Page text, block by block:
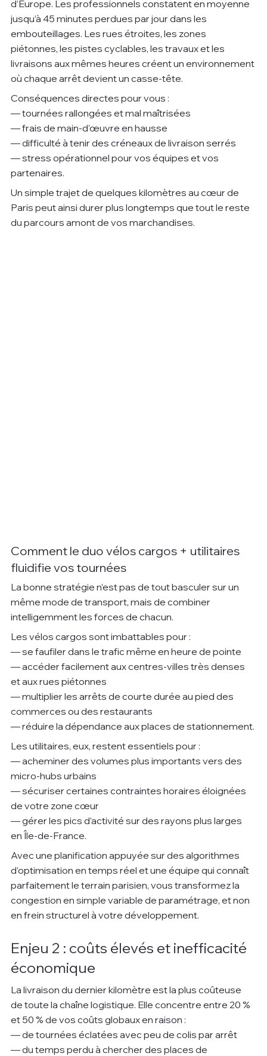
d’Europe. Les professionnels constatent en moyenne
jusqu’à 45 minutes perdues par jour dans les
embouteillages. Les rues étroites, les zones
piétonnes, les pistes cyclables, les travaux et les
livraisons aux mêmes heures créent un environnement
où chaque arrêt devient un casse-tête.
Conséquences directes pour vous :
— tournées rallongées et mal maîtrisées
— frais de main-d’œuvre en hausse
— difficulté à tenir des créneaux de livraison serrés
— stress opérationnel pour vos équipes et vos
partenaires.
Un simple trajet de quelques kilomètres au cœur de
Paris peut ainsi durer plus longtemps que tout le reste
du parcours amont de vos marchandises.
Comment le duo vélos cargos + utilitaires
fluidifie vos tournées
La bonne stratégie n’est pas de tout basculer sur un
même mode de transport, mais de combiner
intelligemment les forces de chacun.
Les vélos cargos sont imbattables pour :
— se faufiler dans le trafic même en heure de pointe
— accéder facilement aux centres-villes très denses
et aux rues piétonnes
— multiplier les arrêts de courte durée au pied des
commerces ou des restaurants
— réduire la dépendance aux places de stationnement.
Les utilitaires, eux, restent essentiels pour :
— acheminer des volumes plus importants vers des
micro-hubs urbains
— sécuriser certaines contraintes horaires éloignées
de votre zone cœur
— gérer les pics d’activité sur des rayons plus larges
en Île-de-France.
Avec une planification appuyée sur des algorithmes
d’optimisation en temps réel et une équipe qui connaît
parfaitement le terrain parisien, vous transformez la
congestion en simple variable de paramétrage, et non
en frein structurel à votre développement.
Enjeu 2 : coûts élevés et inefficacité
économique
La livraison du dernier kilomètre est la plus coûteuse
de toute la chaîne logistique. Elle concentre entre 20 %
et 50 % de vos coûts globaux en raison :
— de tournées éclatées avec peu de colis par arrêt
— du temps perdu à chercher des places de